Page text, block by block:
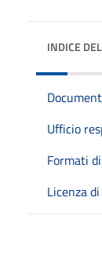
INDICE
Ufficio
Formati
Licenza